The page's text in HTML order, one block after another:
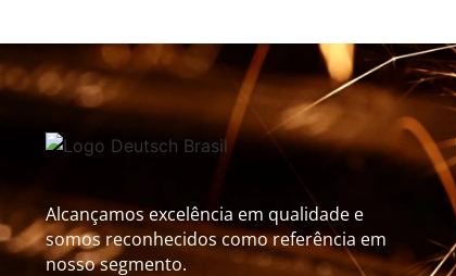
Alcançamos excelência em qualidade e
somos reconhecidos como referência em
nosso segmento.